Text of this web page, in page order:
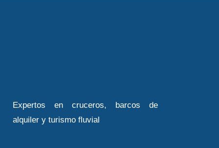
Expertos en cruceros, barcos de
alquiler y turismo fluvial